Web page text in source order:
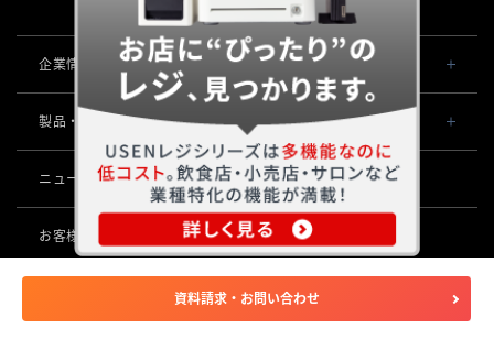
資料請求・お問い合わせ
企業情報TOP
会社概要・役員一覧
社長メッセージ
沿革
製品・サービス一覧
POSレジ 他
USENレジTAB BEAUTY
オーダーシステム
USEN Ticket & Pay
USEN ハンディ
キャッシュレス決済
導入事例
お役立ち情報
ニュース
お客様サポートサイト
（USEN MEMBERS）